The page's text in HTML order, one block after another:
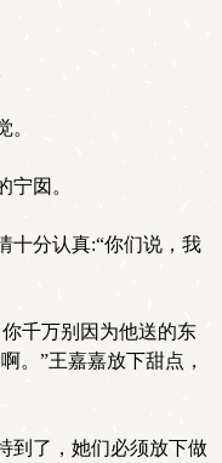
。
宁囡。
十分认真:“你们说，我
千万别因为他送的东
。”王嘉嘉放下甜点，
到了，她们必须放下做